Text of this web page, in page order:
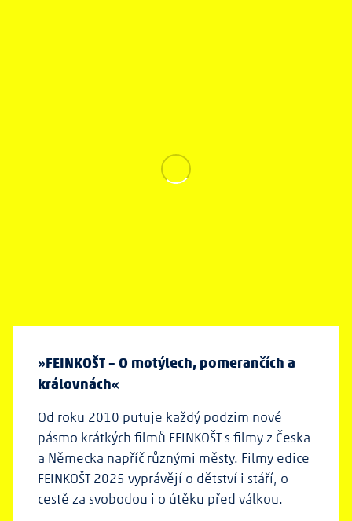
»FEINKOŠT – O motýlech, pomerančích a
královnách«
Od roku 2010 putuje každý podzim nové
pásmo krátkých filmů FEINKOŠT s filmy z Česka
a Německa napříč různými městy. Filmy edice
FEINKOŠT 2025 vyprávějí o dětství i stáří, o
cestě za svobodou i o útěku před válkou.